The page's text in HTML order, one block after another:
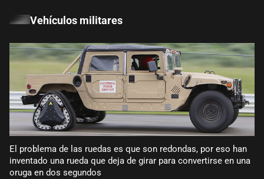
Vehículos militares
El problema de las ruedas es que son redondas, por eso han
inventado una rueda que deja de girar para convertirse en una
oruga en dos segundos